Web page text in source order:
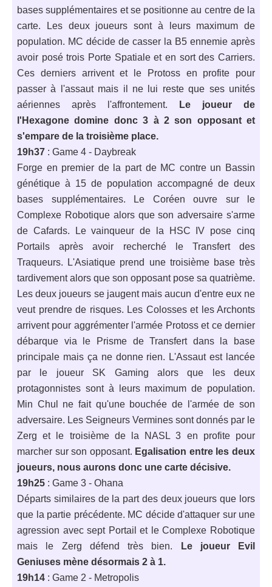
bases supplémentaires et se positionne au centre de la
carte. Les deux joueurs sont à leurs maximum de
population. MC décide de casser la B5 ennemie après
avoir posé trois Porte Spatiale et en sort des Carriers.
Ces derniers arrivent et le Protoss en profite pour
passer à l'assaut mais il ne lui reste que ses unités
aériennes après l'affrontement.
Le joueur de
l'Hexagone domine donc 3 à 2 son opposant et
s'empare de la troisième place.
19h37 : Game 4 - Daybreak
Forge en premier de la part de MC contre un Bassin
génétique à 15 de population accompagné de deux
bases supplémentaires. Le Coréen ouvre sur le
Complexe Robotique alors que son adversaire s'arme
de Cafards. Le vainqueur de la HSC IV pose cinq
Portails après avoir recherché le Transfert des
Traqueurs. L'Asiatique prend une troisième base très
tardivement alors que son opposant pose sa quatrième.
Les deux joueurs se jaugent mais aucun d'entre eux ne
veut prendre de risques. Les Colosses et les Archonts
arrivent pour aggrémenter l'armée Protoss et ce dernier
débarque via le Prisme de Transfert dans la base
principale mais ça ne donne rien. L'Assaut est lancée
par le joueur SK Gaming alors que les deux
protagonnistes sont à leurs maximum de population.
Min Chul ne fait qu'une bouchée de l'armée de son
adversaire. Les Seigneurs Vermines sont donnés par le
Zerg et le troisième de la NASL 3 en profite pour
marcher sur son opposant. Egalisation entre les deux
joueurs, nous aurons donc une carte décisive.
19h25 : Game 3 - Ohana
Départs similaires de la part des deux joueurs que lors
que la partie précédente. MC décide d'attaquer sur une
agression avec sept Portail et le Complexe Robotique
mais le Zerg défend très bien.
Le joueur Evil
Geniuses mène désormais 2 à 1.
19h14 : Game 2 - Metropolis